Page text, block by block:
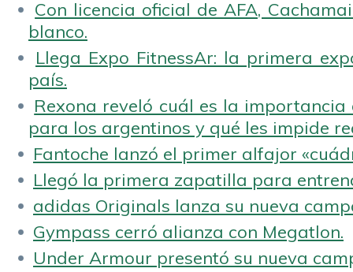
Con licencia oficial de AFA,
blanco.
Llega Expo FitnessAr: la primera
país.
Rexona reveló cuál es la
para los argentinos y qué les impide
Fantoche lanzó el primer alfajor
Llegó la primera zapatilla para
adidas Originals lanza su nueva
Gympass cerró alianza con Megatlon.
Under Armour presentó su nueva